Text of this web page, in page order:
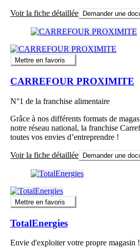
Voir la fiche détaillée Demander une
Mettre en favoris
CARREFOUR PROXIMITE
N°1 de la franchise alimentaire
Grâce à nos différents formats de
notre réseau national, la franchise
toutes vos envies d’entreprendre !
Voir la fiche détaillée Demander une
Mettre en favoris
TotalEnergies
Envie d'exploiter votre propre magasin